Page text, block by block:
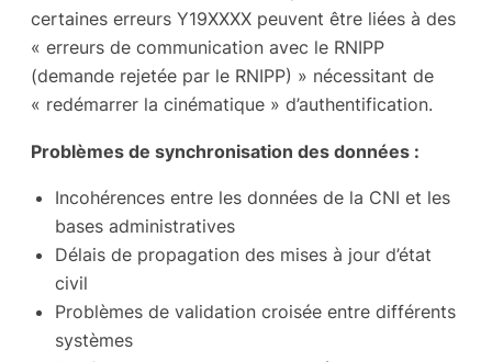
certaines erreurs Y19XXXX peuvent être liées à des
« erreurs de communication avec le RNIPP
(demande rejetée par le RNIPP) » nécessitant de
« redémarrer la cinématique » d’authentification.
Problèmes de synchronisation des données :
Incohérences entre les données de la CNI et les
bases administratives
Délais de propagation des mises à jour d’état
civil
Problèmes de validation croisée entre différents
systèmes